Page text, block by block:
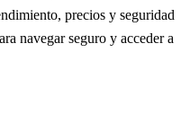
precios y seguridad
navegar seguro y acceder a